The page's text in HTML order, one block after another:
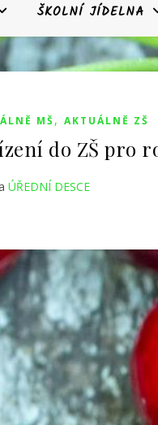
ŠKOLNÍ JÍDELNA
MŠ, AKTUÁLNĚ ZŠ
do ZŠ pro
ÚŘEDNÍ DESCE